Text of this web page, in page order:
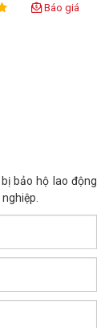
Báo giá
bảo hộ lao động